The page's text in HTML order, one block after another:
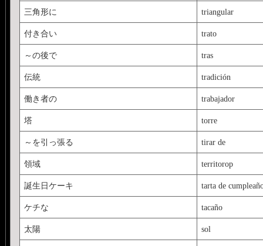
三角形に triangular
付き合い trato
～の後で tras
伝統 tradición
働き者の trabajador
塔 torre
～を引っ張る tirar de
領域 territorop
誕生日ケーキ tarta de
ケチな tacaño
太陽 sol